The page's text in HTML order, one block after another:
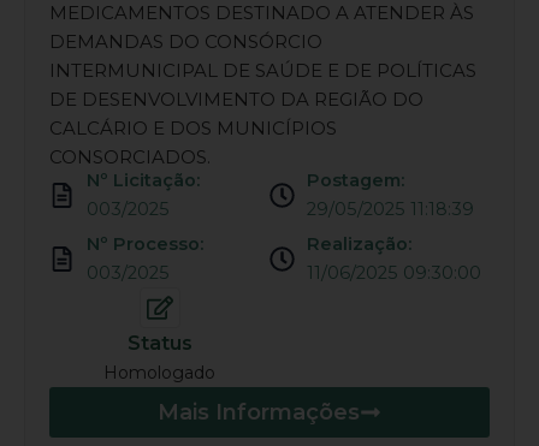
MEDICAMENTOS DESTINADO A ATENDER ÀS
DEMANDAS DO CONSÓRCIO
INTERMUNICIPAL DE SAÚDE E DE POLÍTICAS
DE DESENVOLVIMENTO DA REGIÃO DO
CALCÁRIO E DOS MUNICÍPIOS
CONSORCIADOS.
Nº Licitação:
003/2025
Nº Processo:
003/2025
Postagem:
29/05/2025 11:18:39
Realização:
11/06/2025 09:30:00
Status
Homologado
Mais Informações